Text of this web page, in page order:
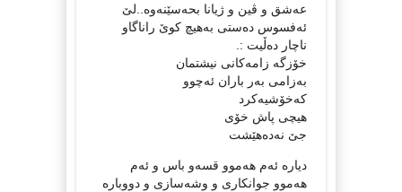
عه‌شق و ڤین و ژیانا بحه‌سێنه‌وه‌..لێ‌
ئه‌فسوس ده‌ستی به‌هیچ كوێ‌ راناگاو
ناچار ده‌ڵیت :.
خۆزگه‌ زامه‌كانی نیشتمان
به‌زامی به‌ر باران ئه‌چوو
كه‌خۆشیه‌كرد
هیچی پاش خۆی
جێ‌ نه‌ده‌هێشت
دیاره‌ ئه‌م هه‌موو قسه‌و باس و ئه‌م
هه‌موو جوانكاری و وشه‌سازی و دووباره‌